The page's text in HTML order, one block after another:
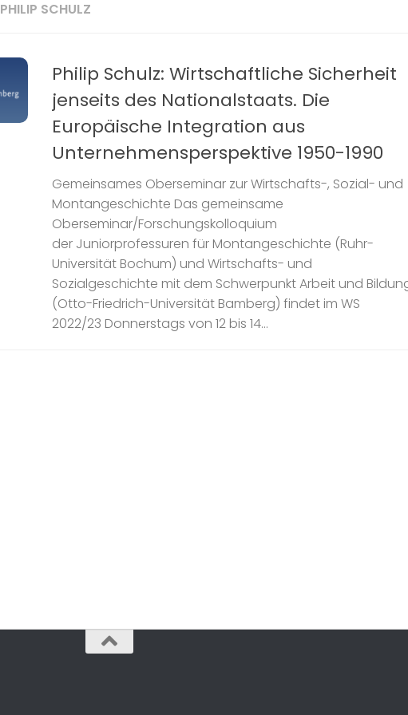
PHILIP SCHULZ
Philip Schulz: Wirtschaftliche Sicherheit
jenseits des Nationalstaats. Die
Europäische Integration aus
Unternehmensperspektive 1950-1990
Gemeinsames Oberseminar zur Wirtschafts-, Sozial- und
Montangeschichte Das gemeinsame
Oberseminar/Forschungskolloquium
der Juniorprofessuren für Montangeschichte (Ruhr-
Universität Bochum) und Wirtschafts- und
Sozialgeschichte mit dem Schwerpunkt Arbeit und
(Otto-Friedrich-Universität Bamberg) findet im WS
2022/23 Donnerstags von 12 bis 14...